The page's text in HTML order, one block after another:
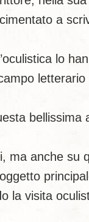
a
lo
bellissima
ma anche su
la visita